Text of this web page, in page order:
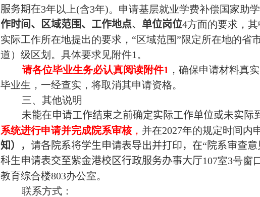
服务期在3年以上(含3年)。申请基层就业学费补偿国家助
作时间、区域范围、工作地点、 单位岗位4方面的要求，其
实际工作所在地提出的要求，“区域范围”限定所在地的省
道）级区划。具体要求见附件1 。
请各位毕业生务必认真阅读附件1 ，确保申请材料真
毕业生，一经查实，将取消其申请资格。
三、其他说明
未能在申请工作结束之前确定实际工作单位或未实际
系统进行申请并完成院系审核， 并在2027年的规定时间内
知）
，请各院系将学生申请表导出并打印，在“院系审查
科生申请表交至紫金港校区行政服务办事大厅107室3号窗
教育综合楼803办公室。
联系方式：